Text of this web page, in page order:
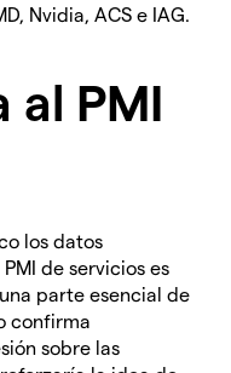
Nvidia, ACS e IAG.
al PMI
los datos
de servicios es
parte esencial de
confirma
sobre las